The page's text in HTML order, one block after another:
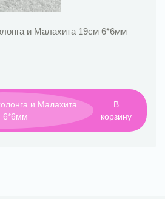
и Малахита 19см 6*6мм
В
корзину